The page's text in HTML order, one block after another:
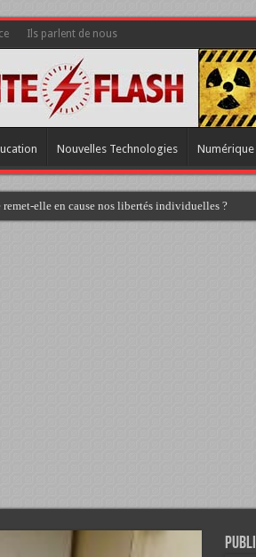
Ils parlent de nous
Nouvelles Technologies Numérique
elle en cause nos libertés individuelles ?